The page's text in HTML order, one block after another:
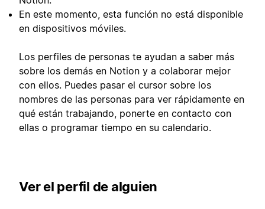
En este momento, esta función no está disponible
en dispositivos móviles.
Los perfiles de personas te ayudan a saber más
sobre los demás en Notion y a colaborar mejor
con ellos. Puedes pasar el cursor sobre los
nombres de las personas para ver rápidamente en
qué están trabajando, ponerte en contacto con
ellas o programar tiempo en su calendario.
Ver el perfil de alguien